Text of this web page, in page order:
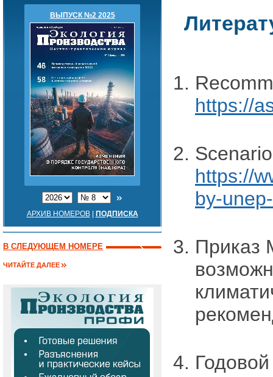
ВЫПУСК №2 2025
АРХИВ НОМЕРОВ| ПОДПИСКА
В СЛЕДУЮЩЕМ НОМЕРЕ
ЧИТАЙТЕ ДАЛЕЕ
https://
https://
by-
Приказ